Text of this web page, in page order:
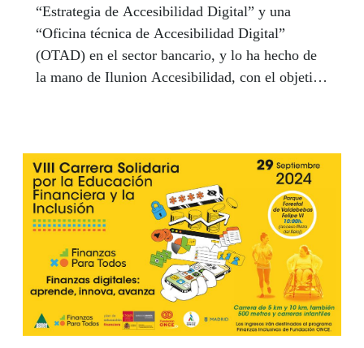
“Estrategia de Accesibilidad Digital” y una
“Oficina técnica de Accesibilidad Digital”
(OTAD) en el sector bancario, y lo ha hecho de
la mano de Ilunion Accesibilidad, con el objetivo